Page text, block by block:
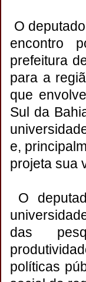
O
encontro
prefeitura
para a
que
Sul da
e,
projeta sua
O
das
políticas